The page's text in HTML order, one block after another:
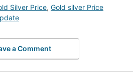
Silver Price, Gold silver Price
a Comment